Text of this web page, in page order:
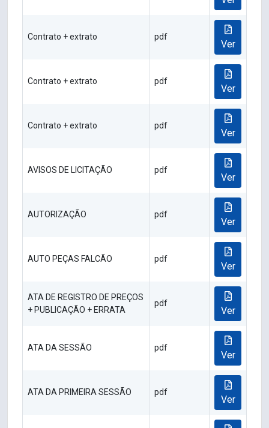
Contrato + extrato pdf
Ver
Contrato + extrato pdf
Ver
Contrato + extrato pdf
Ver
AVISOS DE LICITAÇÃO pdf
Ver
AUTORIZAÇÃO pdf
Ver
AUTO PEÇAS FALCÃO pdf
Ver
ATA DE REGISTRO DE PREÇOS
+ PUBLICAÇÃO + ERRATA
pdf
Ver
ATA DA SESSÃO pdf
Ver
ATA DA PRIMEIRA SESSÃO pdf
Ver